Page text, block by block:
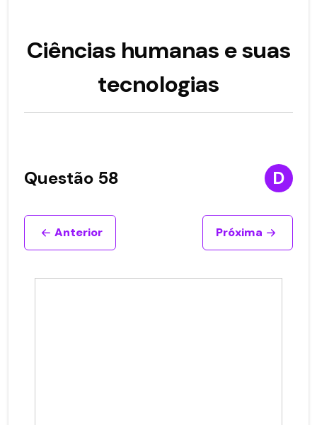
Ciências humanas e suas
tecnologias
Questão 58 D
Anterior Próxima